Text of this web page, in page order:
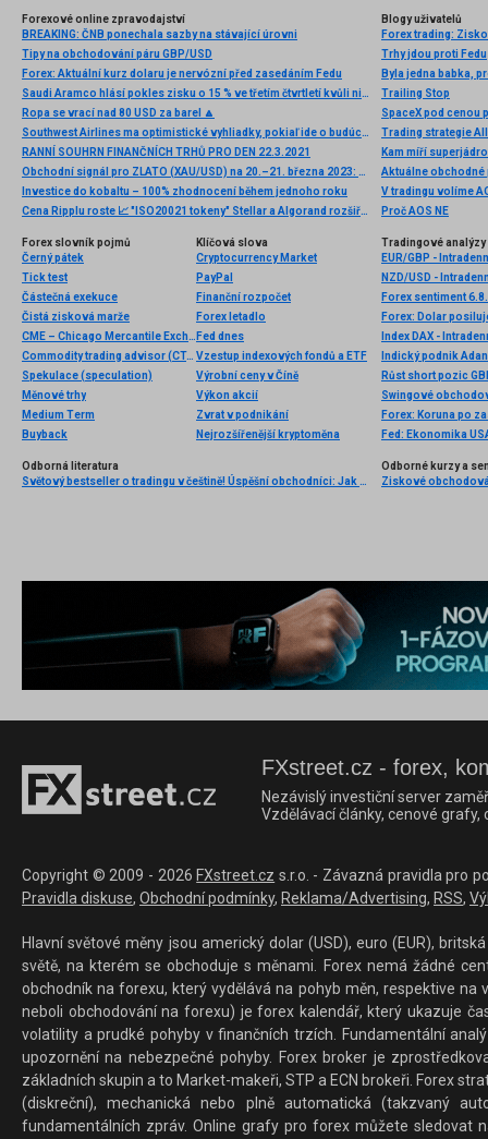
Forexové online zpravodajství
BREAKING: ČNB ponechala sazby na stávající úrovni
Tipy na obchodování páru GBP/USD
Forex: Aktuální kurz dolaru je nervózní před zasedáním Fedu
Saudi Aramco hlásí pokles zisku o 15 % ve třetím čtvrtletí kvůli nižším cenám ropy
Ropa se vrací nad 80 USD za barel 🔼
Southwest Airlines ma optimistické vyhliadky, pokiaľ ide o budúcnosť
RANNÍ SOUHRN FINANČNÍCH TRHŮ PRO DEN 22.3.2021
Obchodní signál pro ZLATO (XAU/USD) na 20.–21. března 2023: prodávejte pod cenou 1 985 a nakupujte v případě odrazu od ceny 1 961 (linie 21 SMA – překoupená)
Investice do kobaltu – 100% zhodnocení během jednoho roku
Cena Ripplu roste 📈 "ISO20021 tokeny" Stellar a Algorand rozšiřují zisky
Blogy uživatelů
Forex trading:
Trhy jdou proti Fedu
Byla jedna babka,
Trailing Stop
SpaceX pod cenou
Trading strategie
Kam míří
V tradingu volíme
Proč AOS NE
Forex slovník pojmů
Černý pátek
Tick test
Částečná exekuce
Čistá zisková marže
CME – Chicago Mercantile Exchange
Commodity trading advisor (CTA)
Spekulace (speculation)
Měnové trhy
Medium Term
Buyback
Klíčová slova
Cryptocurrency Market
PayPal
Finanční rozpočet
Forex letadlo
Fed dnes
Vzestup indexových fondů a ETF
Výrobní ceny v Číně
Výkon akcií
Zvrat v podnikání
Nejrozšířenější kryptoměna
Tradingové analýzy
EUR/GBP -
NZD/USD -
Forex sentiment
Index DAX -
Růst short pozic
Swingové
Fed: Ekonomika
Odborná literatura
Světový bestseller o tradingu v češtině! Úspěšní obchodníci: Jak běžní lidé porážejí Wall Street v jeho vlastní hře
Odborné kurzy a
FXstreet.cz - forex,
Nezávislý investiční server
Vzdělávací články, cenové
Copyright © 2009 - 2026 FXstreet.cz s.r.o. - Závazná pravidla pro
Pravidla diskuse, Obchodní podmínky, Reklama/Advertising, RSS,
Hlavní světové měny jsou americký dolar (USD), euro (EUR),
světě, na kterém se obchoduje s měnami. Forex nemá žádné
obchodník na forexu, který vydělává na pohyb měn, respektive
neboli obchodování na forexu) je forex kalendář, který ukazuje
volatility a prudké pohyby v finančních trzích. Fundamentální
upozornění na nebezpečné pohyby. Forex broker je
základních skupin a to Market-makeři, STP a ECN brokeři. Forex
(diskreční), mechanická nebo plně automatická (takzvaný
fundamentálních zpráv. Online grafy pro forex můžete sledovat